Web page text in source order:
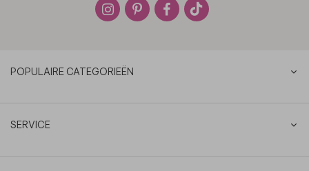
POPULAIRE CATEGORIEËN
SERVICE